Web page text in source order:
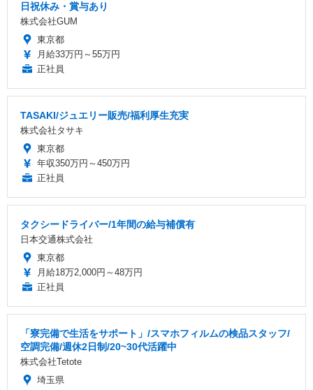
日祝休み・賞与あり
株式会社GUM
東京都
月給33万円～55万円
正社員
TASAKI/ジュエリー販売/福利厚生充実
株式会社タサキ
東京都
年収350万円～450万円
正社員
タクシードライバー/1年間の給与補償有
日本交通株式会社
東京都
月給18万2,000円～48万円
正社員
「寮完備で生活をサポート」/スマホフィルムの検品スタッフ/
空調完備/週休2日制/20~30代活躍中
株式会社Tetote
埼玉県